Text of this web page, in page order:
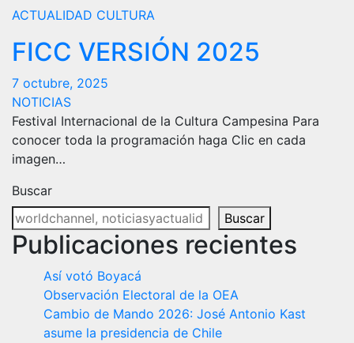
ACTUALIDAD CULTURA
FICC VERSIÓN 2025
7 octubre, 2025
NOTICIAS
Festival Internacional de la Cultura Campesina Para
conocer toda la programación haga Clic en cada
imagen…
Buscar
Buscar
Publicaciones recientes
Así votó Boyacá
Observación Electoral de la OEA
Cambio de Mando 2026: José Antonio Kast
asume la presidencia de Chile